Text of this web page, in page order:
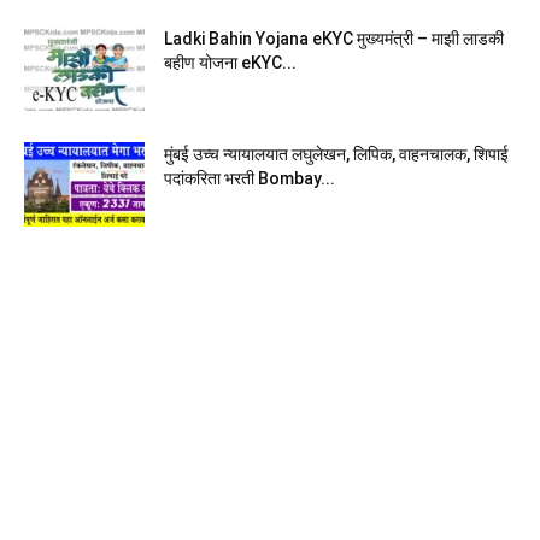
Ladki Bahin Yojana eKYC मुख्यमंत्री – माझी लाडकी
बहीण योजना eKYC...
मुंबई उच्च न्यायालयात लघुलेखन, लिपिक, वाहनचालक, शिपाई
पदांकरिता भरती Bombay...